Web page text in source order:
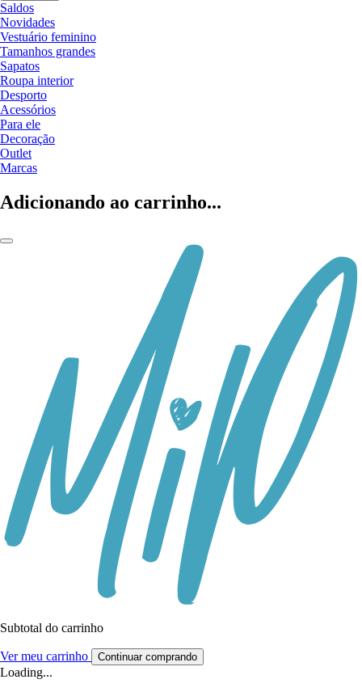
Saldos
Novidades
Vestuário feminino
Tamanhos grandes
Sapatos
Roupa interior
Desporto
Acessórios
Para ele
Decoração
Outlet
Marcas
Adicionando ao carrinho...
Subtotal do carrinho
Ver meu carrinho Continuar comprando
Loading...